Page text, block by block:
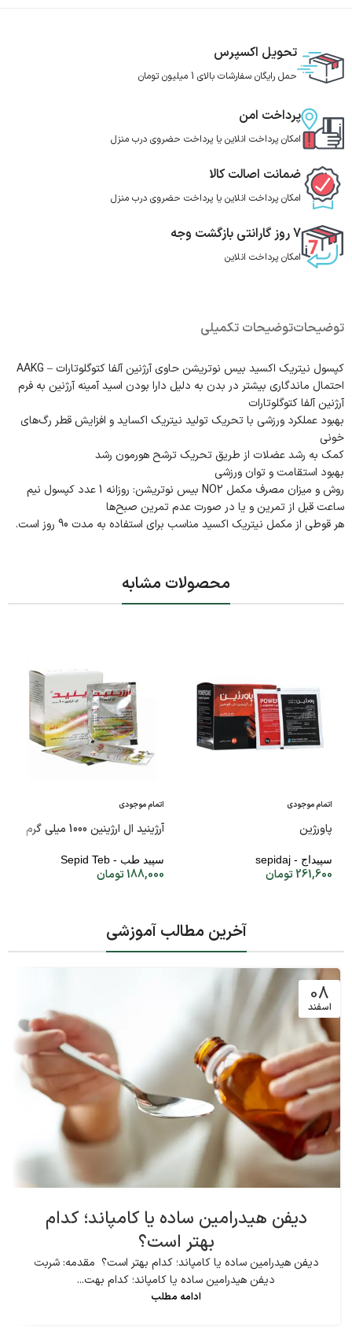
تحویل اکسپرس
حمل رایگان سفارشات بالای 1 میلیون تومان
پرداخت امن
امکان پرداخت انلاین یا پرداخت حضروی درب منزل
ضمانت اصالت کالا
امکان پرداخت انلاین یا پرداخت حضروی درب منزل
7 روز گارانتی بازگشت وجه
امکان پرداخت انلاین
توضیحاتتوضیحات تکمیلی
کپسول نیتریک اکسید بیس نوتریشن حاوی آرژنین آلفا کتوگلوتارات – AAKG
احتمال ماندگاری بیشتر در بدن به دلیل دارا بودن اسید آمینه آرژنین به فرم
آرژنین آلفا کتوگلوتارات
بهبود عملکرد ورزشی با تحریک تولید نیتریک اکساید و افزایش قطر رگ‌های
خونی
کمک به رشد عضلات از طریق تحریک ترشح هورمون رشد
بهبود استقامت و توان ورزشی
روش و میزان مصرف مکمل NO2 بیس نوتریشن: روزانه 1 عدد کپسول نیم
ساعت قبل از تمرین و یا در صورت عدم تمرین صبح‌ها
هر قوطی از مکمل نیتریک اکسید مناسب برای استفاده به مدت 90 روز است.
محصولات مشابه
اتمام موجودی
پاورژین
سپیداج - sepidaj
261,600تومان
اتمام موجودی
آرژینید ال ارژینین 1000 میلی گرم
سپید طب - Sepid Teb
188,000تومان
آخرین مطالب آموزشی
08
اسفند
دیفن هیدرامین ساده یا کامپاند؛ کدام
بهتر است؟
دیفن هیدرامین ساده یا کامپاند؛ کدام بهتر است؟ مقدمه: شربت
دیفن هیدرامین ساده یا کامپاند؛ کدام بهت...
ادامه مطلب